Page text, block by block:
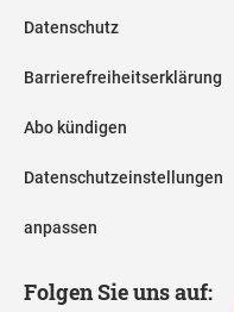
Datenschutz
Barrierefreiheitserklärung
Abo kündigen
Datenschutzeinstellungen
anpassen
Folgen Sie uns auf: